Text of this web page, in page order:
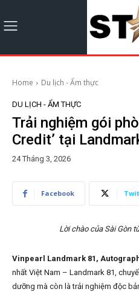
Home Du lịch - Ẩm thực
DU LỊCH - ẨM THỰC
Trải nghiệm gói
Credit’ tại
24 Tháng 3, 2026
Facebook
Lời chào của Sài Gòn
Vinpearl Landmark 81,
nhất Việt Nam – Landmark 81,
dưỡng mà còn là trải nghiệm độc